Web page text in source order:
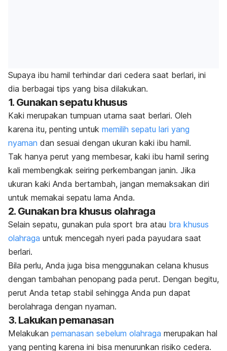
Supaya ibu hamil terhindar dari cedera saat berlari, ini
dia berbagai tips yang bisa dilakukan.
1. Gunakan sepatu khusus
Kaki merupakan tumpuan utama saat berlari. Oleh
karena itu, penting untuk memilih sepatu lari yang
nyaman dan sesuai dengan ukuran kaki ibu hamil.
Tak hanya perut yang membesar, kaki ibu hamil sering
kali membengkak seiring perkembangan janin. Jika
ukuran kaki Anda bertambah, jangan memaksakan diri
untuk memakai sepatu lama Anda.
2. Gunakan bra khusus olahraga
Selain sepatu, gunakan pula sport bra atau bra khusus
olahraga untuk mencegah nyeri pada payudara saat
berlari.
Bila perlu, Anda juga bisa menggunakan celana khusus
dengan tambahan penopang pada perut. Dengan begitu,
perut Anda tetap stabil sehingga Anda pun dapat
berolahraga dengan nyaman.
3. Lakukan pemanasan
Melakukan pemanasan sebelum olahraga merupakan hal
yang penting karena ini bisa menurunkan risiko cedera.